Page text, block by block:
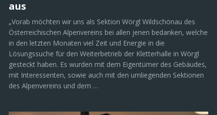
aus
„Vorab möchten wir uns als Sektion Wörgl Wildschönau des
Österreichischen Alpenvereins bei allen jenen bedanken, welche
in den letzten Monaten viel Zeit und Energie in die
Lösungssuche für den Weiterbetrieb der Kletterhalle in Wörgl
gesteckt haben. Es wurden mit dem Eigentümer des Gebäudes,
mit Interessenten, sowie auch mit den umliegenden Sektionen
des Alpenvereins und dem …